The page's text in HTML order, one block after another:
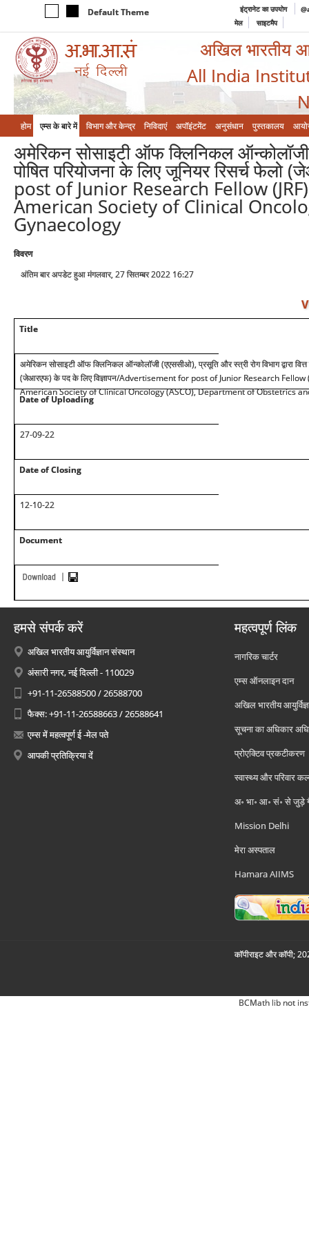
Default Theme इंट्रानेट का उपयोग
मेल
साइटमैप
अखिल भारतीय
All India
होम एम्‍स के बारे में विभाग और केन्‍द्र निविदाएं अपॉइंटमेंट अनुसंधान पुस्तकालय
अमेरिकन सोसाइटी ऑफ क्लिनिकल ऑन्कोलॉजी
पोषित परियोजना के लिए जूनियर रिसर्च
post of Junior Research Fellow
American Society of Clinical
Gynaecology
विवरण
अंतिम बार अपडेट हुआ मंगलवार, 27 सितम्बर 2022 16:27
Title
अमेरिकन सोसाइटी ऑफ क्लिनिकल ऑन्कोलॉजी (एएससीओ), प्रसूति और स्त्री रोग विभाग द्वारा वित्त
(जेआरएफ) के पद के लिए विज्ञापन/Advertisement for post of Junior Research
American Society of Clinical Oncology (ASCO), Department of Obstetrics
Date of Uploading
27-09-22
Date of Closing
12-10-22
Document
हमसे संपर्क करें
अखिल भारतीय आयुर्विज्ञान संस्थान
अंसारी नगर, नई दिल्ली - 110029
+91-11-26588500 / 26588700
फैक्स: +91-11-26588663 / 26588641
एम्स में महत्वपूर्ण ई -मेल पते
आपकी प्रतिक्रिया दें
महत्वपूर्ण लिंक
नागरिक चार्टर
एम्स ऑनलाइन दान
अखिल भारतीय
सूचना का अधिकार
प्रोएक्टिव प्रकटीकरण
स्वास्थ्य और परिवार
अ॰ भा॰ आ॰ सं॰ से जुड़े
Mission Delhi
मेरा अस्पताल
Hamara AIIMS
कॉपीराइट और कॉपी;
BCMath lib not